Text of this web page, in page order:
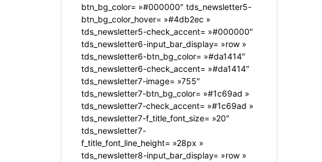
btn_bg_color= »#000000″ tds_newsletter5-
btn_bg_color_hover= »#4db2ec »
tds_newsletter5-check_accent= »#000000″
tds_newsletter6-input_bar_display= »row »
tds_newsletter6-btn_bg_color= »#da1414″
tds_newsletter6-check_accent= »#da1414″
tds_newsletter7-image= »755″
tds_newsletter7-btn_bg_color= »#1c69ad »
tds_newsletter7-check_accent= »#1c69ad »
tds_newsletter7-f_title_font_size= »20″
tds_newsletter7-
f_title_font_line_height= »28px »
tds_newsletter8-input_bar_display= »row »